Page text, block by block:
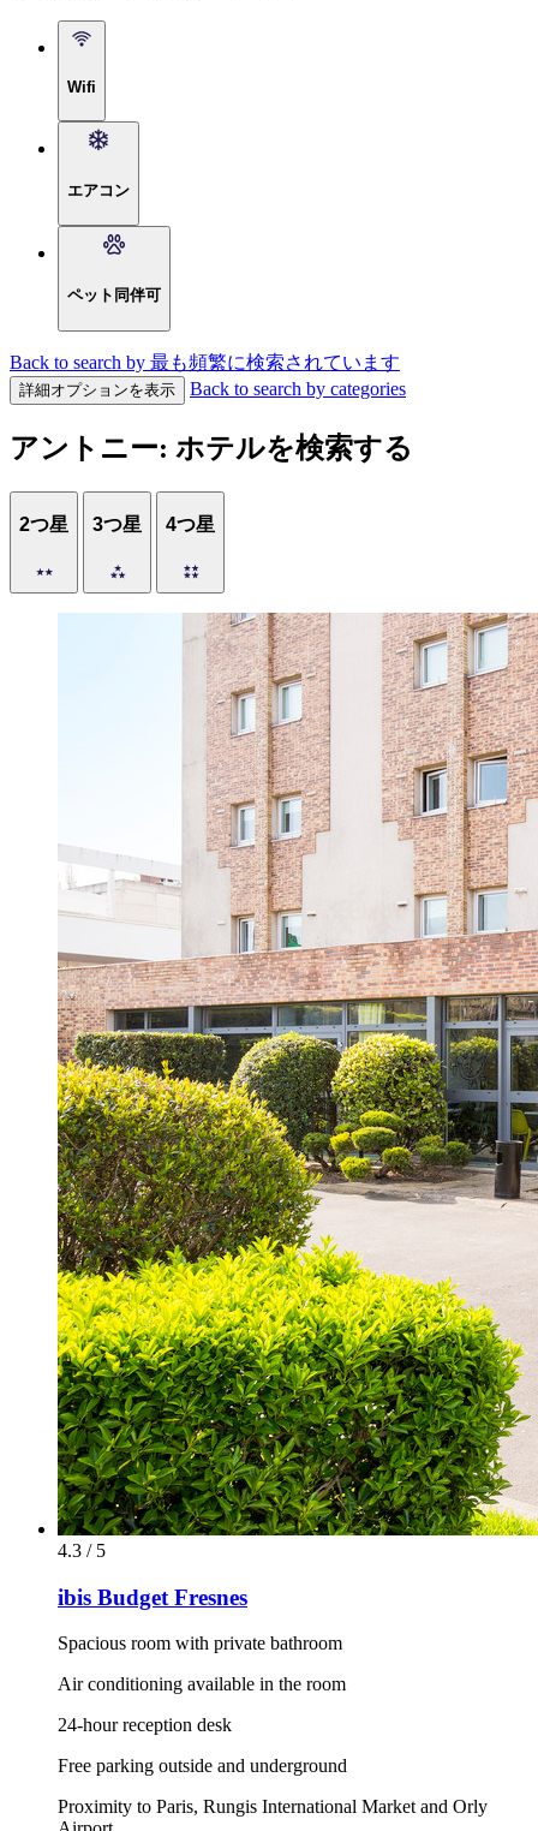
Wifi
エアコン
ペット同伴可
Back to search by 最も頻繁に検索されています
詳細オプションを表示 Back to search by categories
アントニー: ホテルを検索する
2つ星 3つ星 4つ星
4.3 / 5
ibis Budget Fresnes
Spacious room with private bathroom
Air conditioning available in the room
24-hour reception desk
Free parking outside and underground
Proximity to Paris, Rungis International Market and Orly